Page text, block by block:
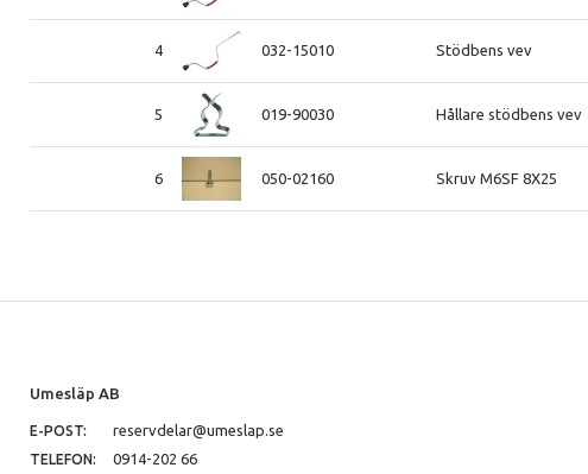
4 032-15010 Stödbens vev
5 019-90030 Hållare stödbens vev
6 050-02160 Skruv M6SF 8X25
Umesläp AB
E-POST: reservdelar@umeslap.se
TELEFON: 0914-202 66